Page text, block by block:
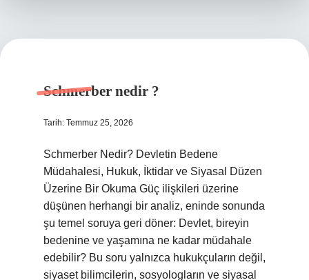
Schmerber nedir ?
Tarih: Temmuz 25, 2026
Schmerber Nedir? Devletin Bedene
Müdahalesi, Hukuk, İktidar ve Siyasal Düzen
Üzerine Bir Okuma Güç ilişkileri üzerine
düşünen herhangi bir analiz, eninde sonunda
şu temel soruya geri döner: Devlet, bireyin
bedenine ve yaşamına ne kadar müdahale
edebilir? Bu soru yalnızca hukukçuların değil,
siyaset bilimcilerin, sosyologların ve siyasal